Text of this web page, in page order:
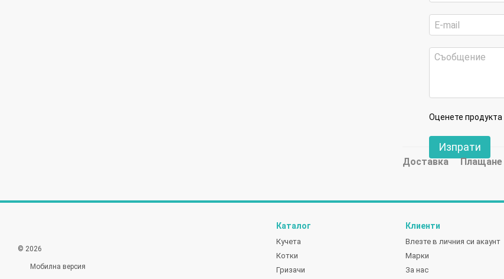
Оценете продукта
Изпрати
Доставка Плащане
© 2026
Мобилна версия
Каталог
Кучета
Котки
Гризачи
Клиенти
Влезте в личния си акаунт
Марки
За нас